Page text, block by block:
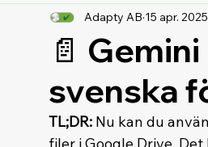
📄
svenska
Adapty AB 15 apr. 2025
TL;DR: Nu kan du